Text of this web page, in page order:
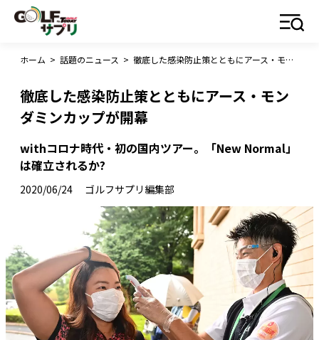
ホーム > 話題のニュース > 徹底した感染防止策とともにアース・モンダミンカップが開幕
徹底した感染防止策とともにアース・モン
ダミンカップが開幕
withコロナ時代・初の国内ツアー。「New Normal」
は確立されるか?
2020/06/24 ゴルフサプリ編集部